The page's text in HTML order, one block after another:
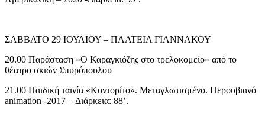
ΣΑΒΒΑΤΟ 29 ΙΟΥΛΙΟΥ – ΠΛΑΤΕΙΑ ΓΙΑΝΝΑΚΟΥ
20.00 Παράσταση «Ο Καραγκιόζης στο τρελοκομείο» από το
θέατρο σκιών Σπυρόπουλου
21.00 Παιδική ταινία «Κοντορίτο». Μεταγλωτισμένο. Περουβιανό
animation -2017 – Διάρκεια: 88’.